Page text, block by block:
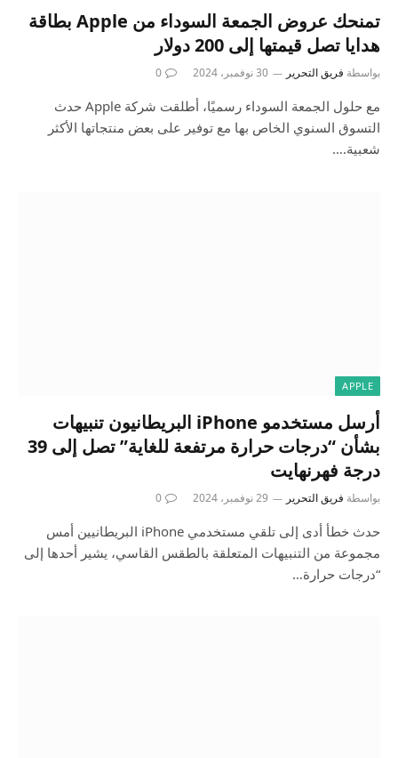
تمنحك عروض الجمعة السوداء من Apple بطاقة
هدايا تصل قيمتها إلى 200 دولار
بواسطة فريق التحرير 30 نوفمبر، 2024 0
مع حلول الجمعة السوداء رسميًا، أطلقت شركة Apple حدث
التسوق السنوي الخاص بها مع توفير على بعض منتجاتها الأكثر
شعبية.…
APPLE
أرسل مستخدمو iPhone البريطانيون تنبيهات
بشأن “درجات حرارة مرتفعة للغاية” تصل إلى 39
درجة فهرنهايت
بواسطة فريق التحرير 29 نوفمبر، 2024 0
حدث خطأ أدى إلى تلقي مستخدمي iPhone البريطانيين أمس
مجموعة من التنبيهات المتعلقة بالطقس القاسي، يشير أحدها إلى
“درجات حرارة…